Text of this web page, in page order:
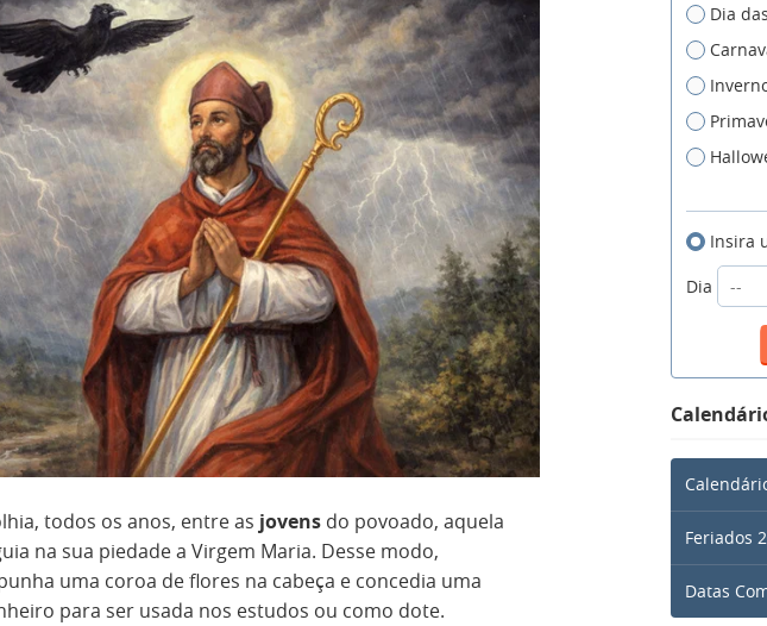
todos os anos, entre as jovens do povoado, aquela
na sua piedade a Virgem Maria. Desse modo,
uma coroa de flores na cabeça e concedia uma
para ser usada nos estudos ou como dote.
Dia
Insira
Dia
Feriados
Datas